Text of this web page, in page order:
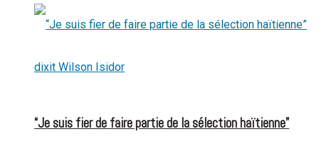
“Je suis fier de faire partie de la sélection haïtienne”